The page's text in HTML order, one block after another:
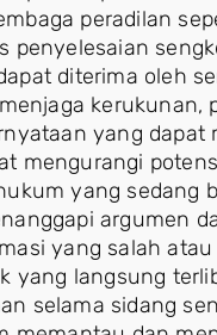
peradilan
penyelesaian
diterima oleh
yang
mengurangi
yang sedang
argumen
yang salah
yang langsung
selama sidang